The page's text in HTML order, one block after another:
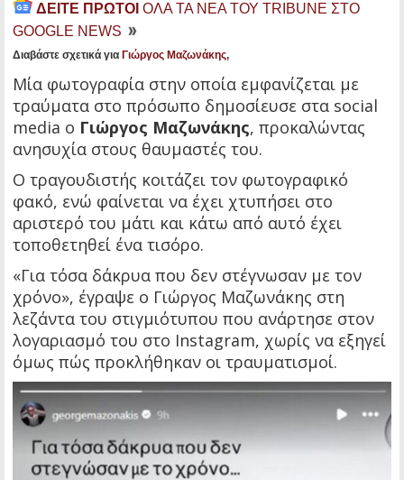
ΔΕΙΤΕ ΠΡΩΤΟΙ ΟΛΑ ΤΑ ΝΕΑ ΤΟΥ TRIBUNE ΣΤΟ
GOOGLE NEWS
Διαβάστε σχετικά για Γιώργος Μαζωνάκης,
Μία φωτογραφία στην οποία εμφανίζεται με
τραύματα στο πρόσωπο δημοσίευσε στα social
media o Γιώργος Μαζωνάκης, προκαλώντας
ανησυχία στους θαυμαστές του.
Ο τραγουδιστής κοιτάζει τον φωτογραφικό
φακό, ενώ φαίνεται να έχει χτυπήσει στο
αριστερό του μάτι και κάτω από αυτό έχει
τοποθετηθεί ένα τισόρο.
«Για τόσα δάκρυα που δεν στέγνωσαν με τον
χρόνο», έγραψε ο Γιώργος Μαζωνάκης στη
λεζάντα του στιγμιότυπου που ανάρτησε στον
λογαριασμό του στο Instagram, χωρίς να εξηγεί
όμως πώς προκλήθηκαν οι τραυματισμοί.